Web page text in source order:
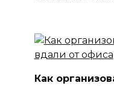
Как